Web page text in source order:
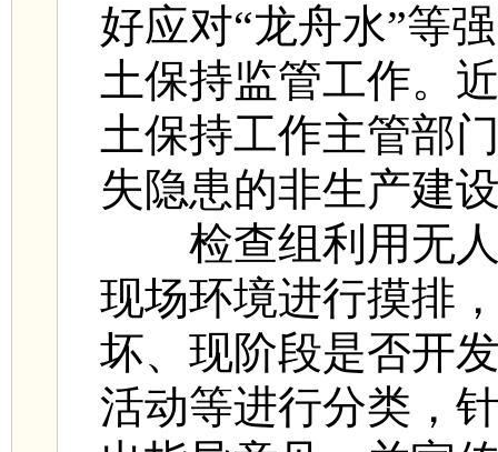
好应对“龙舟水”等
土保持监管工作。
土保持工作主管部
失隐患的非生产建
检查组利用无人
现场环境进行摸排
坏、现阶段是否开
活动等进行分类，